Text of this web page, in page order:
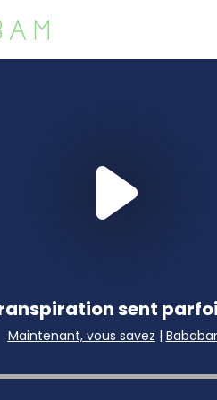
sent
Maintenant, vous savez |